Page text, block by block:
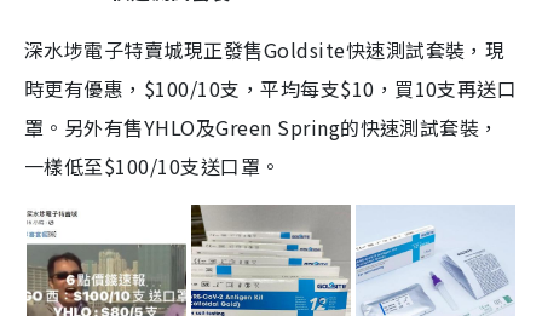
深水埗電子特賣城現正發售Goldsite快速測試套裝，現
時更有優惠，$100/10支，平均每支$10，買10支再送口
罩。另外有售YHLO及Green Spring的快速測試套裝，
一樣低至$100/10支送口罩。